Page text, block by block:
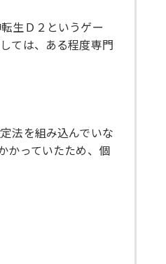
生Ｄ２というゲー
ては、ある程度専門
法を組み込んでいな
かっていたため、個